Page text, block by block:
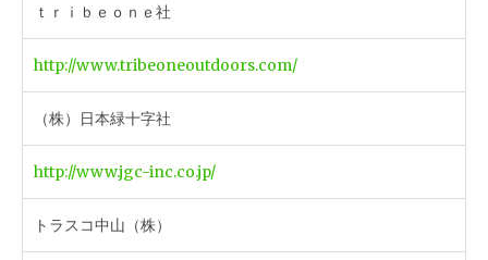
ｔｒｉｂｅｏｎｅ社
http://www.tribeoneoutdoors.com/
（株）日本緑十字社
http://www.jgc-inc.co.jp/
トラスコ中山（株）